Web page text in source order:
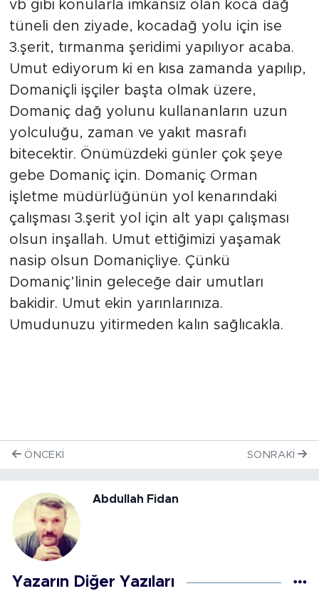
vb gibi konularla imkansız olan koca dağ
tüneli den ziyade, kocadağ yolu için ise
3.şerit, tırmanma şeridimi yapılıyor acaba.
Umut ediyorum ki en kısa zamanda yapılıp,
Domaniçli işçiler başta olmak üzere,
Domaniç dağ yolunu kullananların uzun
yolculuğu, zaman ve yakıt masrafı
bitecektir. Önümüzdeki günler çok şeye
gebe Domaniç için. Domaniç Orman
işletme müdürlüğünün yol kenarındaki
çalışması 3.şerit yol için alt yapı çalışması
olsun inşallah. Umut ettiğimizi yaşamak
nasip olsun Domaniçliye. Çünkü
Domaniç’linin geleceğe dair umutları
bakidir. Umut ekin yarınlarınıza.
Umudunuzu yitirmeden kalın sağlıcakla.
ÖNCEKI SONRAKI
Abdullah Fidan
Yazarın Diğer Yazıları